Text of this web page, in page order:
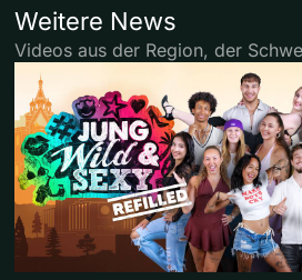
Weitere News
Videos aus der Region, der